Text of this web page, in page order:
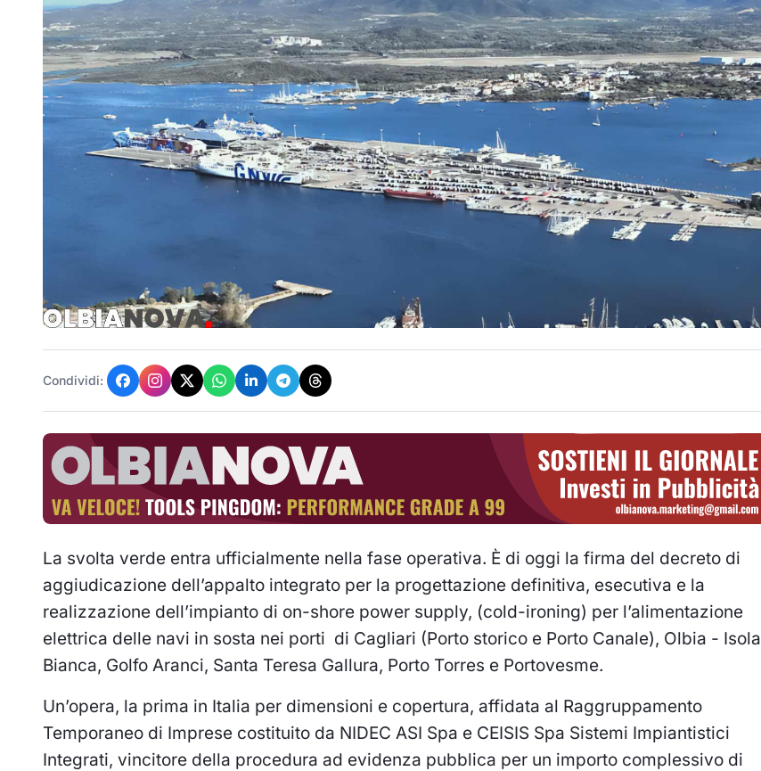
Condividi:
La svolta verde entra ufficialmente nella fase operativa. È di oggi la firma del decreto di
aggiudicazione dell’appalto integrato per la progettazione definitiva, esecutiva e la
realizzazione dell’impianto di on-shore power supply, (cold-ironing) per l’alimentazione
elettrica delle navi in sosta nei porti di Cagliari (Porto storico e Porto Canale), Olbia - Isola
Bianca, Golfo Aranci, Santa Teresa Gallura, Porto Torres e Portovesme.
Un’opera, la prima in Italia per dimensioni e copertura, affidata al Raggruppamento
Temporaneo di Imprese costituito da NIDEC ASI Spa e CEISIS Spa Sistemi Impiantistici
Integrati, vincitore della procedura ad evidenza pubblica per un importo complessivo di